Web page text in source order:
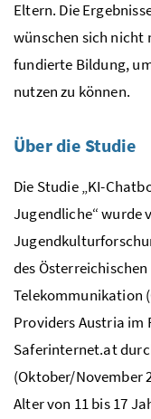
Eltern. Die
wünschen sich nicht
fundierte Bildung,
nutzen zu können.
Über die Studie
Die Studie „KI-
Jugendliche“ wurde
des
Telekommunikation
Providers Austria im
Saferinternet.at
(Oktober/November
Alter von 11 bis 17